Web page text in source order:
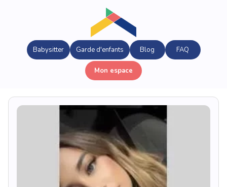
Babysitter Garde d'enfants Blog FAQ
Mon espace